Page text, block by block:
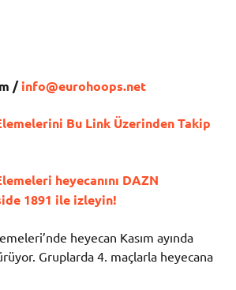
/info@eurohoops.net
Bu Link Üzerinden Takip
heyecanını DAZN
1891 ile izleyin!
heyecan Kasım ayında
Gruplarda 4. maçlarla heyecana